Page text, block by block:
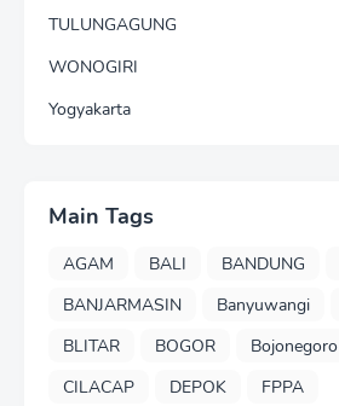
TULUNGAGUNG
WONOGIRI
Yogyakarta
Main Tags
AGAM BALI BANDUNG
BANJARMASIN
Banyuwangi
BLITAR
BOGOR Bojonegoro
CILACAP
DEPOK
FPPA